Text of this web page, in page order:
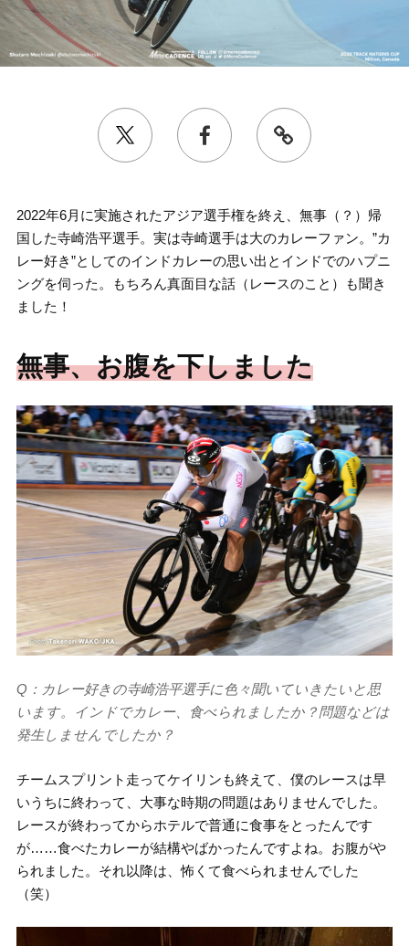
2022年6月に実施されたアジア選手権を終え、無事（？）帰
国した寺崎浩平選手。実は寺崎選手は大のカレーファン。”カ
レー好き”としてのインドカレーの思い出とインドでのハプニ
ングを伺った。もちろん真面目な話（レースのこと）も聞き
ました！
無事、お腹を下しました
Q：カレー好きの寺崎浩平選手に色々聞いていきたいと思
います。インドでカレー、食べられましたか？問題などは
発生しませんでしたか？
チームスプリント走ってケイリンも終えて、僕のレースは早
いうちに終わって、大事な時期の問題はありませんでした。
レースが終わってからホテルで普通に食事をとったんです
が……食べたカレーが結構やばかったんですよね。お腹がや
られました。それ以降は、怖くて食べられませんでした
（笑）